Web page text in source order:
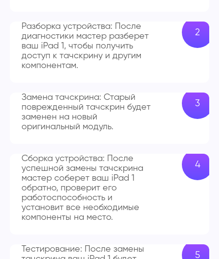
Разборка устройства: После
диагностики мастер разберет
ваш iPad 1, чтобы получить
доступ к тачскрину и другим
компонентам.
Замена тачскрина: Старый
поврежденный тачскрин будет
заменен на новый
оригинальный модуль.
Сборка устройства: После
успешной замены тачскрина
мастер соберет ваш iPad 1
обратно, проверит его
работоспособность и
установит все необходимые
компоненты на место.
Тестирование: После замены